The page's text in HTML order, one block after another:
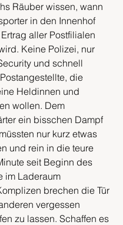
Räuber wissen, wann
in den Innenhof
aller Postfilialen
Keine Polizei, nur
und schnell
die
Heldinnen und
wollen. Dem
ein bisschen Dampf
nur kurz etwas
und rein in die teure
seit Beginn des
im Laderaum
brechen die Tür
vergessen
zu lassen. Schaffen es